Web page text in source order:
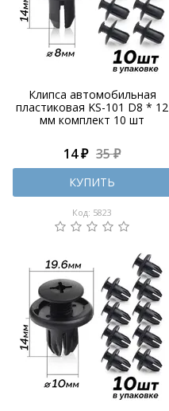
Клипса автомобильная
пластиковая KS-101 D8 * 12
мм комплект 10 шт
14 ₽ 35 ₽
КУПИТЬ
Код: 5823